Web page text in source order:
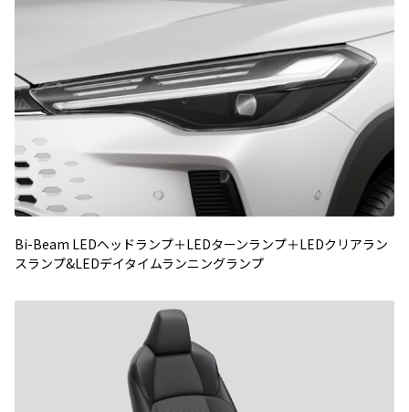
Bi-Beam LEDヘッドランプ＋LEDターンランプ＋LEDクリアラン
スランプ&LEDデイタイムランニングランプ